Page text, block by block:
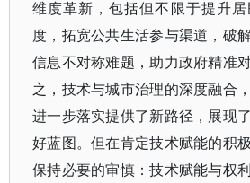
维度革新，包括但不限于提升居
度，拓宽公共生活参与渠道，破
信息不对称难题，助力政府精准
之，技术与城市治理的深度融合
进一步落实提供了新路径，展现
好蓝图。但在肯定技术赋能的积
保持必要的审慎：技术赋能与权